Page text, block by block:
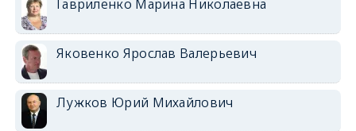
Гавриленко Марина Николаевна
Яковенко Ярослав Валерьевич
Лужков Юрий Михайлович